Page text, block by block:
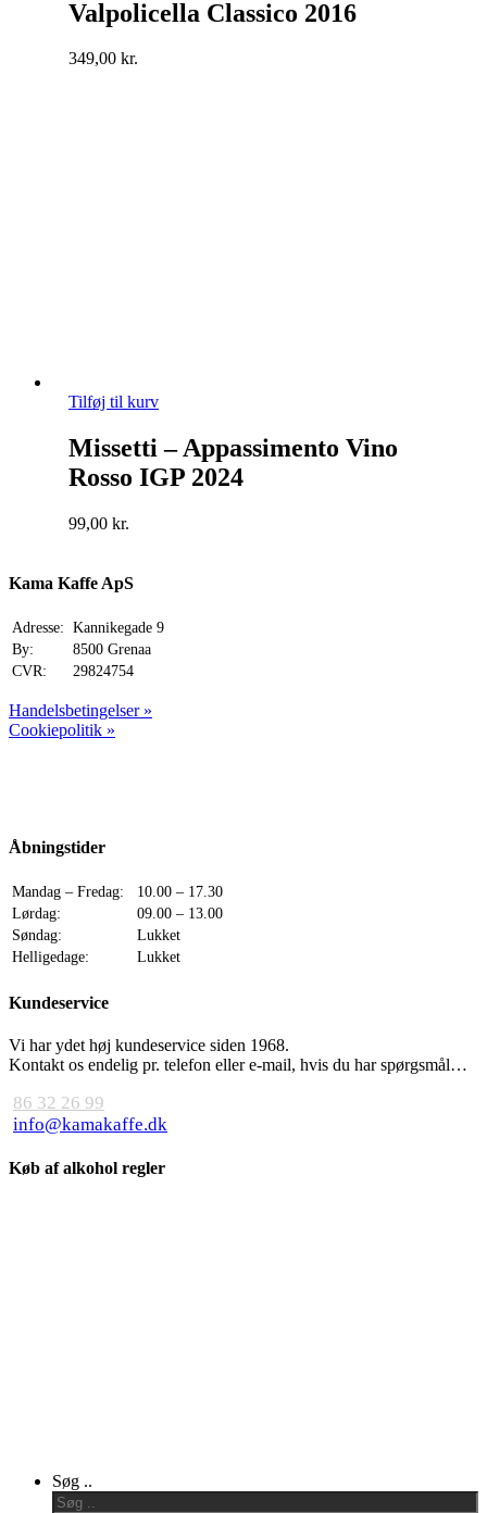
Valpolicella Classico 2016
349,00 kr.
Tilføj til kurv
Missetti – Appassimento Vino
Rosso IGP 2024
99,00 kr.
Kama Kaffe ApS
Adresse: Kannikegade 9
By:
8500 Grenaa
CVR:
29824754
Handelsbetingelser »
Cookiepolitik »
Åbningstider
Mandag – Fredag:
10.00 – 17.30
Lørdag:
09.00 – 13.00
Søndag:
Lukket
Helligedage:
Lukket
Kundeservice
Vi har ydet høj kundeservice siden 1968.
Kontakt os endelig pr. telefon eller e-mail, hvis du har spørgsmål…
86 32 26 99
info@kamakaffe.dk
Køb af alkohol regler
Menu
Søg ..